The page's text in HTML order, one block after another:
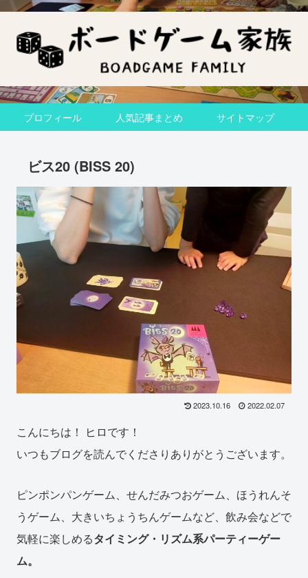
プロフィール 人気記事まとめ サイトマップ
ビス20 (BISS 20)
2023.10.16 2022.02.07
こんにちは！ ヒロです！
いつもブログを読んでくださりありがとうございます。
ピンポンパンゲーム、せんだみつおゲーム、ほうれんそ
うゲーム、大きいちょうちんゲームなど、飲み会などで
気軽に楽しめるタイミング・リズム系パーティーゲー
ム。